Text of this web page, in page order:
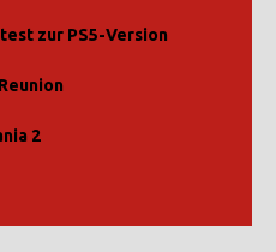
zur PS5-Version
2